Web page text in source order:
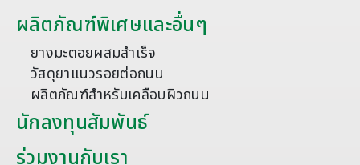
ผลิตภัณฑ์พิเศษและอื่นๆ
ยางมะตอยผสมสำเร็จ
วัสดุยาแนวรอยต่อถนน
ผลิตภัณฑ์สำหรับเคลือบผิวถนน
นักลงทุนสัมพันธ์
ร่วมงานกับเรา